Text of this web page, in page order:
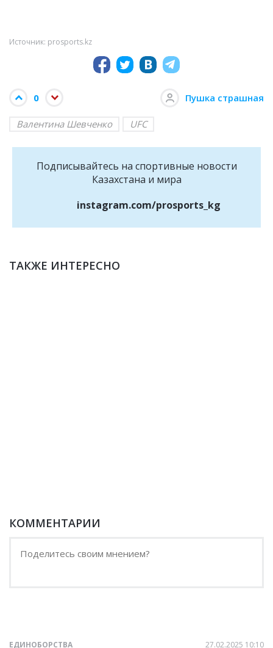
Источник: prosports.kz
0 Пушка страшная
Валентина Шевченко UFC
Подписывайтесь на cпортивные новости
Казахстана и мира
instagram.com/prosports_kg
ТАКЖЕ ИНТЕРЕСНО
КОММЕНТАРИИ
ЕДИНОБОРСТВА 27.02.2025 10:10